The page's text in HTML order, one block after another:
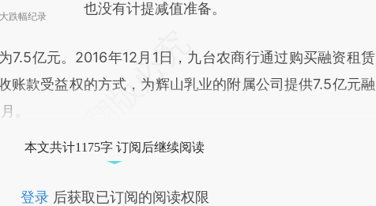
跌幅纪录 也没有计提减值准备。
亿元。2016年12月1日，九台农商行通过购买融资租赁
账款受益权的方式，为辉山乳业的附属公司提供7.5亿元融
。
本文共计1175字 订阅后继续阅读
登录后获取已订阅的阅读权限